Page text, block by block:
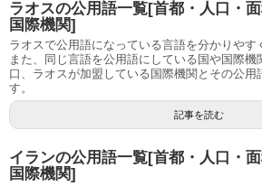
ラオスの公用語一覧[首都・人口・
国際機関]
ラオスで公用語になっている言語を分かりやす
また、同じ言語を公用語にしている国や国際機
口、ラオスが加盟している国際機関とその公用
す。
記事を読む
イランの公用語一覧[首都・人口・
国際機関]